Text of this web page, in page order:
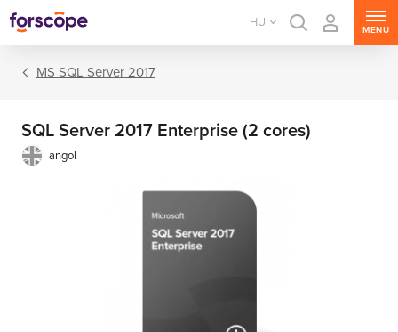
HU
MENU
MS SQL Server 2017
SQL Server 2017 Enterprise (2 cores)
angol